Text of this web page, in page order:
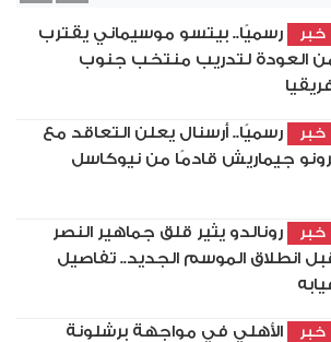
خبر
رسميًا.. بيتسو موسيماني يقترب
العودة لتدريب منتخب جنوب
خبر
رسميًا.. أرسنال يعلن التعاقد مع
جيماريش قادمًا من نيوكاسل
خبر
رونالدو يثير قلق جماهير النصر
انطلاق الموسم الجديد.. تفاصيل
خبر
الأهلي في مواجهة برشلونة